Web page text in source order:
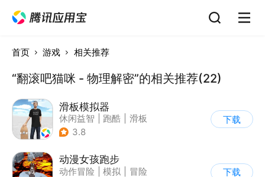
首页 游戏 相关推荐
“翻滚吧猫咪 - 物理解密”的相关推荐(22)
滑板模拟器
休闲益智 跑酷
滑板
| 卡通
3.8
下载
动漫女孩跑步
动作冒险 模拟
冒险
下载